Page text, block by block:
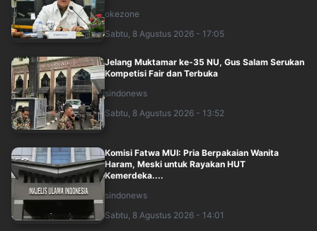
okezone
Sabtu, 8 Agustus 2026 - 17:05
Jelang Muktamar ke-35 NU, Gus Salam Serukan
Kompetisi Fair dan Terbuka
sindonews
Sabtu, 8 Agustus 2026 - 13:52
Komisi Fatwa MUI: Pria Berpakaian Wanita
Haram, Meski untuk Rayakan HUT
Kemerdeka....
sindonews
Sabtu, 8 Agustus 2026 - 14:01